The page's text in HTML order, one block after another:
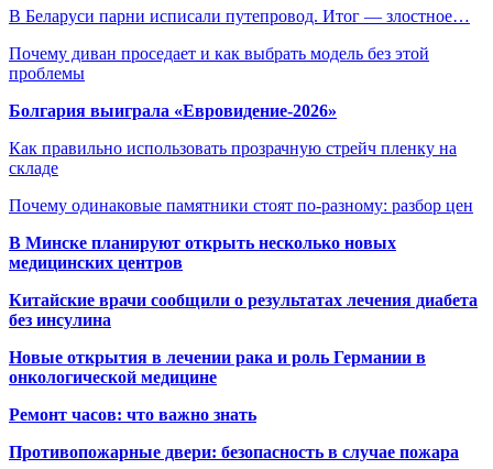
В Беларуси парни исписали путепровод. Итог — злостное…
Почему диван проседает и как выбрать модель без этой
проблемы
Болгария выиграла «Евровидение-2026»
Как правильно использовать прозрачную стрейч пленку на
складе
Почему одинаковые памятники стоят по-разному: разбор цен
В Минске планируют открыть несколько новых
медицинских центров
Китайские врачи сообщили о результатах лечения диабета
без инсулина
Новые открытия в лечении рака и роль Германии в
онкологической медицине
Ремонт часов: что важно знать
Противопожарные двери: безопасность в случае пожара